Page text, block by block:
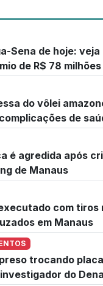
Sena de hoje:
de R$ 78 milhões
do vôlei
de
é agredida após
de Manaus
com tiros
em Manaus
trocando
do